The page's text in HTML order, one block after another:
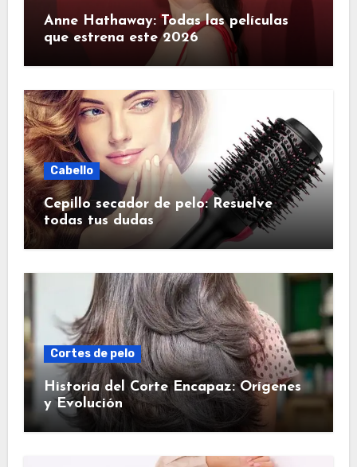
Anne Hathaway: Todas las películas
que estrena este 2026
Cabello
Cepillo secador de pelo: Resuelve
todas tus dudas
Cortes de pelo
Historia del Corte Encapaz: Orígenes
y Evolución